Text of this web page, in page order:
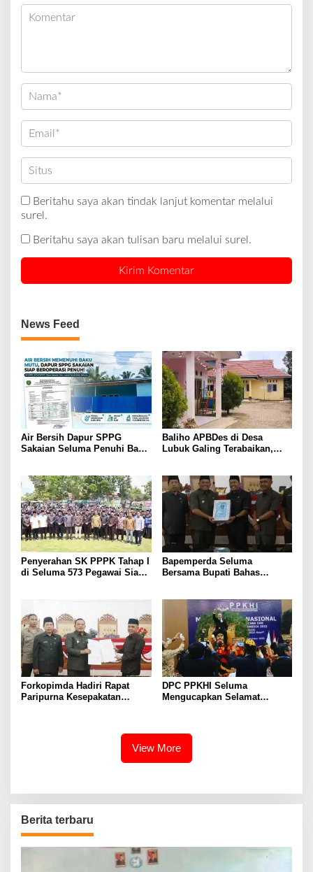
Beritahu saya akan tindak lanjut komentar melalui
surel.
Beritahu saya akan tulisan baru melalui surel.
News Feed
Air Bersih Dapur SPPG
Sakaian Seluma Penuhi Baku
Baliho APBDes di Desa
Lubuk Galing Terabaikan,
Penyerahan SK PPPK Tahap I
di Seluma 573 Pegawai Siap
Bapemperda Seluma
Bersama Bupati Bahas
Forkopimda Hadiri Rapat
Paripurna Kesepakatan
DPC PPKHI Seluma
Mengucapkan Selamat
View More
Berita terbaru